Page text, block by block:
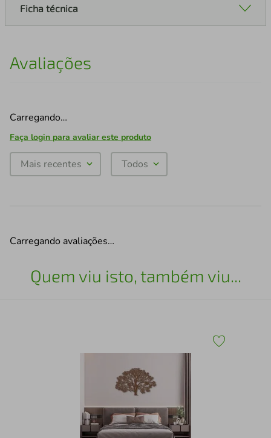
Ficha técnica
Avaliações
Carregando…
Faça login para avaliar este produto
Mais recentes Todos
Carregando avaliações…
Quem viu isto, também viu...